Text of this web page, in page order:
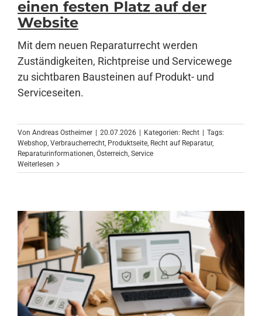
einen festen Platz auf der
Website
Mit dem neuen Reparaturrecht werden
Zuständigkeiten, Richtpreise und Servicewege
zu sichtbaren Bausteinen auf Produkt- und
Serviceseiten.
Von Andreas Ostheimer 20.07.2026 Kategorien: Recht
Tags:
Webshop, Verbraucherrecht, Produktseite, Recht auf Reparatur,
Reparaturinformationen, Österreich, Service
Weiterlesen